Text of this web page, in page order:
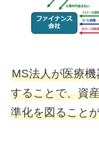
MS法人が医療
することで、資
準化を図ること